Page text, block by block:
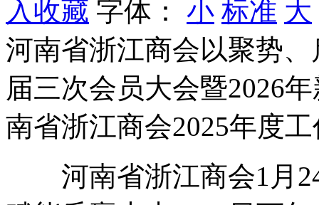
入收藏 字体： 小 标准 大
河南省浙江商会以聚势
届三次会员大会暨2026
南省浙江商会2025年度
河南省浙江商会1月24